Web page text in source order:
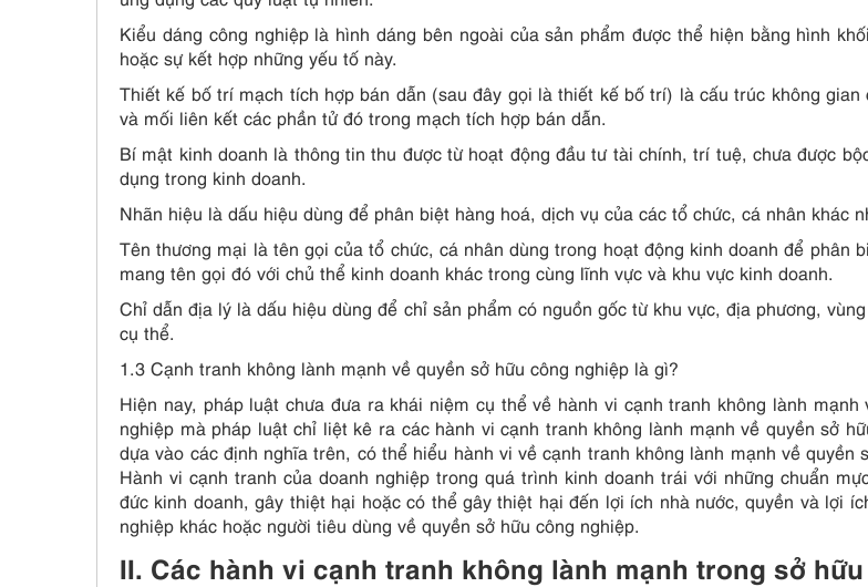
Kiểu dáng công nghiệp là hình dáng bên ngoài của sản phẩm được thể hiện bằng hình
hoặc sự kết hợp những yếu tố này.
Thiết kế bố trí mạch tích hợp bán dẫn (sau đây gọi là thiết kế bố trí) là cấu trúc không gian
và mối liên kết các phần tử đó trong mạch tích hợp bán dẫn.
Bí mật kinh doanh là thông tin thu được từ hoạt động đầu tư tài chính, trí tuệ, chưa được
dụng trong kinh doanh.
Nhãn hiệu là dấu hiệu dùng để phân biệt hàng hoá, dịch vụ của các tổ chức, cá nhân khác
Tên thương mại là tên gọi của tổ chức, cá nhân dùng trong hoạt động kinh doanh để phân
mang tên gọi đó với chủ thể kinh doanh khác trong cùng lĩnh vực và khu vực kinh doanh.
Chỉ dẫn địa lý là dấu hiệu dùng để chỉ sản phẩm có nguồn gốc từ khu vực, địa phương,
cụ thể.
1.3 Cạnh tranh không lành mạnh về quyền sở hữu công nghiệp là gì?
Hiện nay, pháp luật chưa đưa ra khái niệm cụ thể về hành vi cạnh tranh không lành mạnh
nghiệp mà pháp luật chỉ liệt kê ra các hành vi cạnh tranh không lành mạnh về quyền sở
dựa vào các định nghĩa trên, có thể hiểu hành vi về cạnh tranh không lành mạnh về quyền
Hành vi cạnh tranh của doanh nghiệp trong quá trình kinh doanh trái với những chuẩn
đức kinh doanh, gây thiệt hại hoặc có thể gây thiệt hại đến lợi ích nhà nước, quyền và lợi
nghiệp khác hoặc người tiêu dùng về quyền sở hữu công nghiệp.
II. Các hành vi cạnh tranh không lành mạnh trong sở